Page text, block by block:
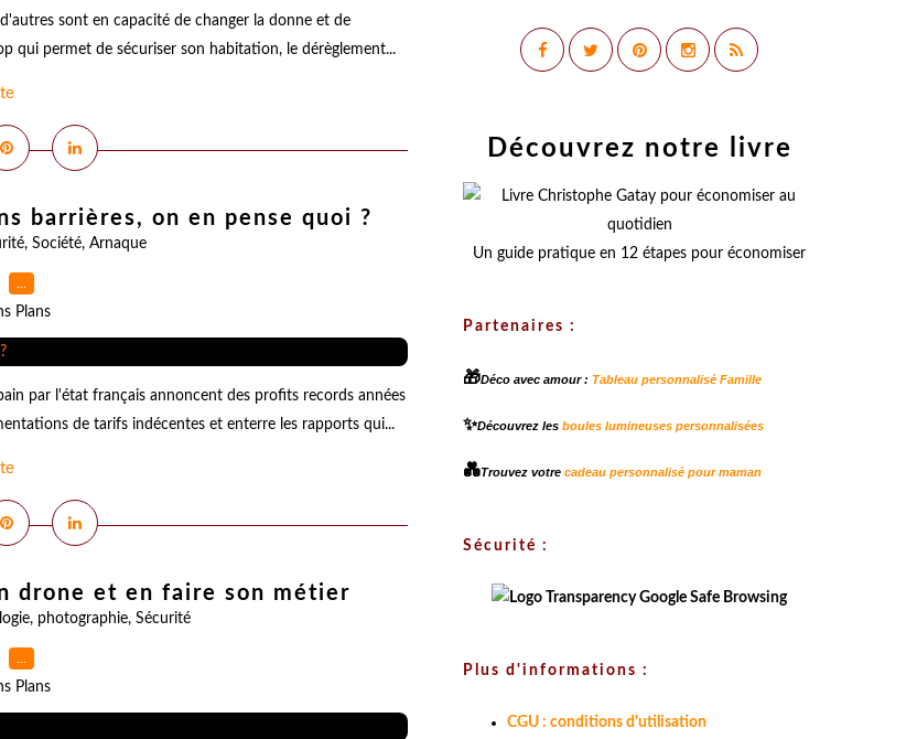
sont en capacité de changer la donne et de
qui permet de sécuriser son habitation, le dérèglement...
barrières, on en pense quoi ?
, Société, Arnaque
…
Plans
par l'état français annoncent des profits records années
de tarifs indécentes et enterre les rapports qui...
drone et en faire son métier
, photographie, Sécurité
…
Plans
Découvrez notre livre
Un guide pratique en 12 étapes pour économiser
Partenaires :
🎁Déco avec amour : Tableau personnalisé Famille
✨Découvrez les boules lumineuses personnalisées
💑Trouvez votre cadeau personnalisé pour maman
Sécurité :
Plus d'informations :
CGU : conditions d'utilisation